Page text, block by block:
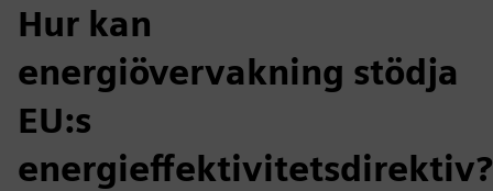
Hur kan
energiövervakning stödja
EU:s
energieffektivitetsdirektiv?